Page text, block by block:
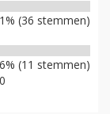
(36 stemmen)
6% (11 stemmen)